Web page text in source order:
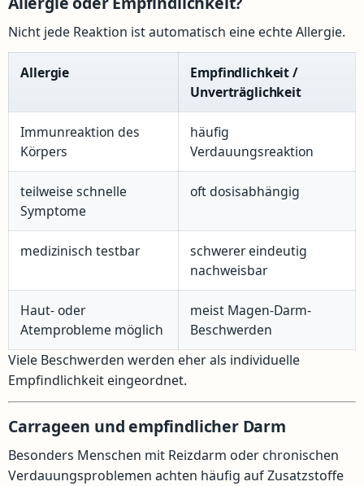
Nicht jede Reaktion ist automatisch eine echte Allergie.
Allergie
Empfindlichkeit /
Unverträglichkeit
Immunreaktion des
Körpers
häufig
Verdauungsreaktion
teilweise schnelle
Symptome
oft dosisabhängig
medizinisch testbar
schwerer eindeutig
nachweisbar
Haut- oder
Atemprobleme möglich
meist Magen-Darm-
Beschwerden
Viele Beschwerden werden eher als individuelle
Empfindlichkeit eingeordnet.
Carrageen und empfindlicher Darm
Besonders Menschen mit Reizdarm oder chronischen
Verdauungsproblemen achten häufig auf Zusatzstoffe